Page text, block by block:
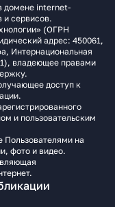
домене internet-
и сервисов.
(ОГРН
адрес: 450061,
Интернациональная
владеющее правами
доступ к
и пользовательским
на
фото и видео.